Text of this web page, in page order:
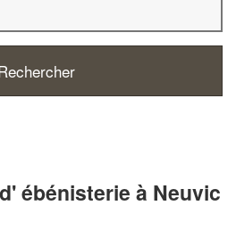
ébénisterie à Neuvic
votre